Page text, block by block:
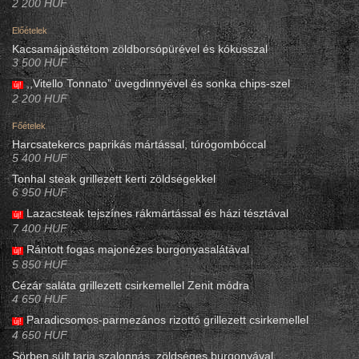
2 200 HUF
Előételek
Kacsamájpástétom zöldborsópürével és kókusszal
3 500 HUF
új! ,,Vitello Tonnato” üvegdinnyével és sonka chips-szel
2 200 HUF
Főételek
Harcsatekercs paprikás mártással, túrógombóccal
5 400 HUF
Tonhal steak grillezett kerti zöldségekkel
6 950 HUF
új! Lazacsteak tejszínes rákmártással és házi tésztával
7 400 HUF
új! Rántott fogas majonézes burgonyasalátával
5 850 HUF
Cézár saláta grillezett csirkemellel Zenit módra
4 650 HUF
új! Paradicsomos-parmezános rizottó grillezett csirkemellel
4 650 HUF
Sörben sült tarja szalonnás, zöldséges burgonyával